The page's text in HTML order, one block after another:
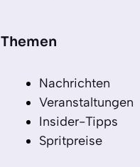
Themen
Nachrichten
Veranstaltungen
Insider-Tipps
Spritpreise